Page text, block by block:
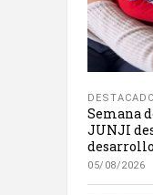
Semana
JUNJI
05/08/2026